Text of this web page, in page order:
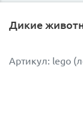
Дикие
Артикул: lego